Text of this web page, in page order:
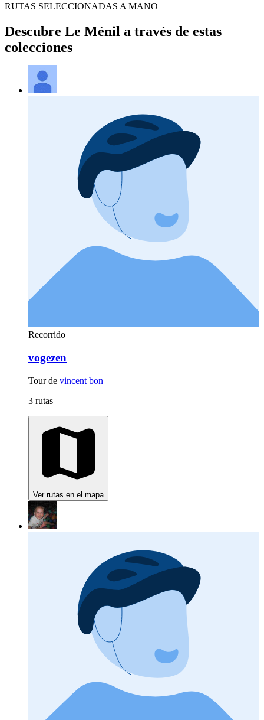
RUTAS SELECCIONADAS A MANO
Descubre Le Ménil a través de estas
colecciones
Recorrido
vogezen
Tour de vincent bon
3 rutas
Ver rutas en el mapa